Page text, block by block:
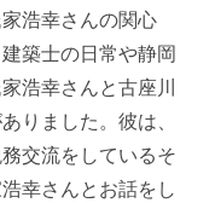
浩幸さんの関心
築士の日常や静岡
浩幸さんと古座川
りました。彼は、
交流をしているそ
幸さんとお話をし